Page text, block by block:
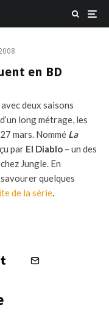
en BD
deux saisons
long métrage, les
mars. Nommé La
par El Diablo – un des
Jungle. En
quelques
de la série.